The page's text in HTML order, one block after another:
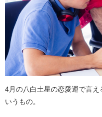
4月の八白土星の恋愛運で言
いうもの。